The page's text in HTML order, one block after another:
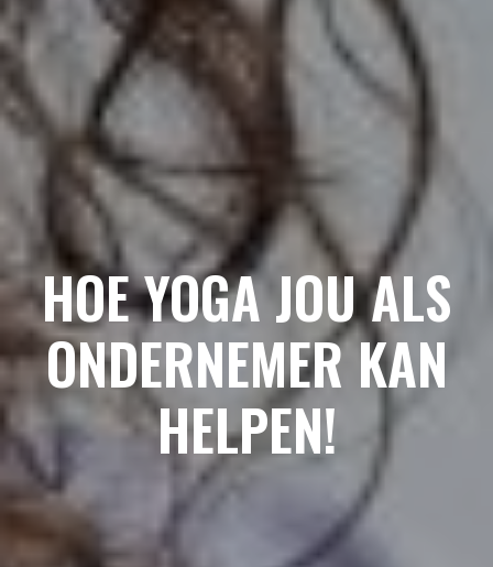
HOE YOGA JOU ALS
ONDERNEMER KAN
HELPEN!